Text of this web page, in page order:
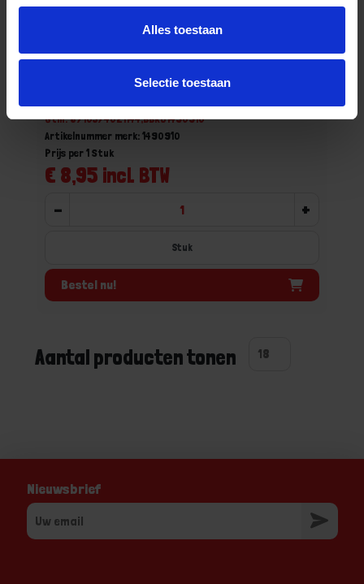
Alles toestaan
Selectie toestaan
Ragebol 918 kunstvezel 42MM
Gtin: 8710374021144,BBKO1490910
Artikelnummer merk: 1490910
€ 8,95 incl. BTW
Prijs per 1 Stuk
- +
Stuk
Bestel nu!
Aantal producten tonen
Nieuwsbrief